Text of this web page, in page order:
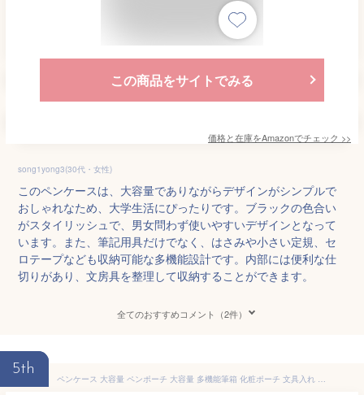
この商品をサイトでみる
価格と在庫をAmazonでチェック >>
song1yong3(30代・女性)
このペンケースは、大容量でありながらデザインがシンプルで
おしゃれなため、大学生活にぴったりです。ブラックの色合い
がスタイリッシュで、男女問わず使いやすいデザインとなって
います。また、筆記用具だけでなく、はさみや小さい定規、セ
ロテープなども収納可能な多機能設計です。内部には便利な仕
切りがあり、文房具を整理して収納することができます。
全てのおすすめコメント（2件）
5th
ペンケース 大容量 ペンポーチ 大容量 多機能筆箱 化粧ポーチ 文具入れ 筆入れ ポーチ 多機能 ふでばこ 大容量 文房具バッグ 筆記用具 小物入れポーチ ツールペンケース 化粧品収納 化粧バッグ ボックス型ペンケース 収納ポーチ ふで箱 約18.5cm 筆箱 大容量 バッグ